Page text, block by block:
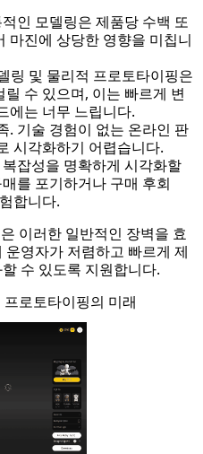
인 모델링은 제품당 수백 또
마진에 상당한 영향을 미칩니
링 및 물리적 프로토타이핑은
수 있으며, 이는 빠르게 변
에는 너무 느립니다.
. 기술 경험이 없는 온라인 판
시각화하기 어렵습니다.
잡성을 명확하게 시각화할
를 포기하거나 구매 후회
합니다.
이러한 일반적인 장벽을 효
영자가 저렴하고 빠르게 제
수 있도록 지원합니다.
로토타이핑의 미래